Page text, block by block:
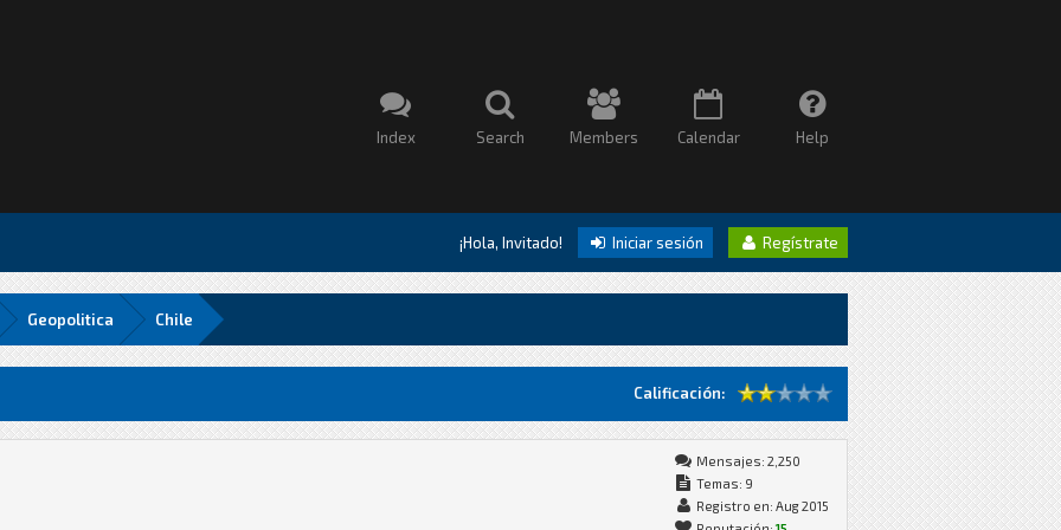
Index Search Members Calendar Help
¡Hola, Invitado! Iniciar sesión Regístrate
Geopolitica Chile
Calificación:
Mensajes: 2,250
Temas: 9
Registro en: Aug 2015